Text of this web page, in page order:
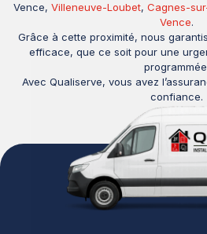
Vence, Villeneuve-Loubet, Cagnes-
Vence.
Grâce à cette proximité, nous
efficace, que ce soit pour une
Avec Qualiserve, vous avez
confiance.